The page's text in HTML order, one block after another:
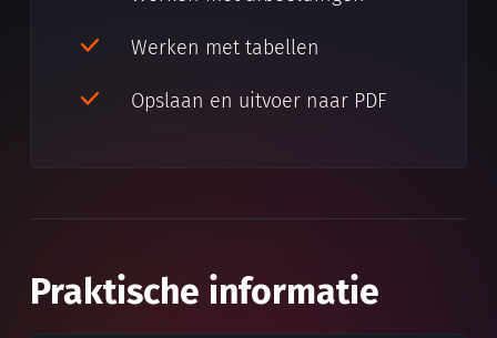
Werken met tabellen
Opslaan en uitvoer naar PDF
Praktische informatie